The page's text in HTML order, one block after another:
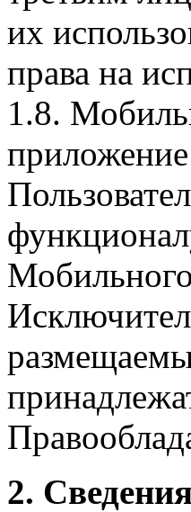
их
права на
1.8.
2.